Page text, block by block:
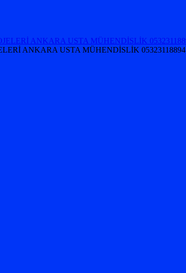
ANKARA USTA MÜHENDİSLİK 05323118894